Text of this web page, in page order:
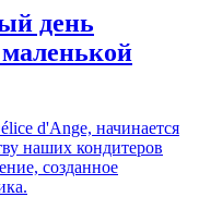
день
d'Ange, начинается
наших кондитеров
созданное